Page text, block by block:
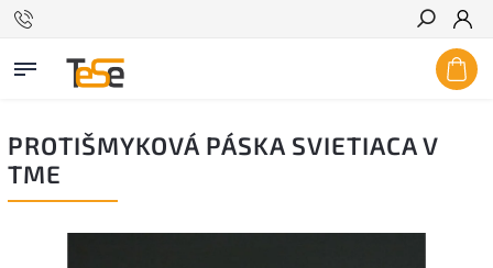
Hľadať
PROTIŠMYKOVÁ PÁSKA SVIETIACA V
TME